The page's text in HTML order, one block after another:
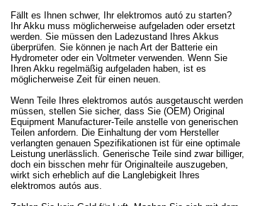
Fällt es Ihnen schwer, Ihr elektromos autó zu starten?
Ihr Akku muss möglicherweise aufgeladen oder ersetzt
werden. Sie müssen den Ladezustand Ihres Akkus
überprüfen. Sie können je nach Art der Batterie ein
Hydrometer oder ein Voltmeter verwenden. Wenn Sie
Ihren Akku regelmäßig aufgeladen haben, ist es
möglicherweise Zeit für einen neuen.
Wenn Teile Ihres elektromos autós ausgetauscht werden
müssen, stellen Sie sicher, dass Sie (OEM) Original
Equipment Manufacturer-Teile anstelle von generischen
Teilen anfordern. Die Einhaltung der vom Hersteller
verlangten genauen Spezifikationen ist für eine optimale
Leistung unerlässlich. Generische Teile sind zwar billiger,
doch ein bisschen mehr für Originalteile auszugeben,
wirkt sich erheblich auf die Langlebigkeit Ihres
elektromos autós aus.